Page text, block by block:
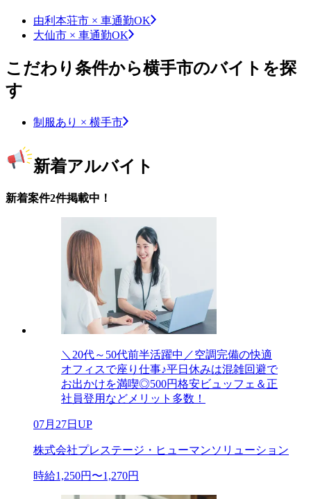
由利本荘市 × 車通勤OK
大仙市 × 車通勤OK
こだわり条件から横手市のバイトを探
す
制服あり × 横手市
新着アルバイト
新着案件2件掲載中！
＼20代～50代前半活躍中／空調完備の快適
オフィスで座り仕事♪平日休みは混雑回避で
お出かけを満喫◎500円格安ビュッフェ＆正
社員登用などメリット多数！
07月27日UP
株式会社プレステージ・ヒューマンソリューション
時給1,250円〜1,270円